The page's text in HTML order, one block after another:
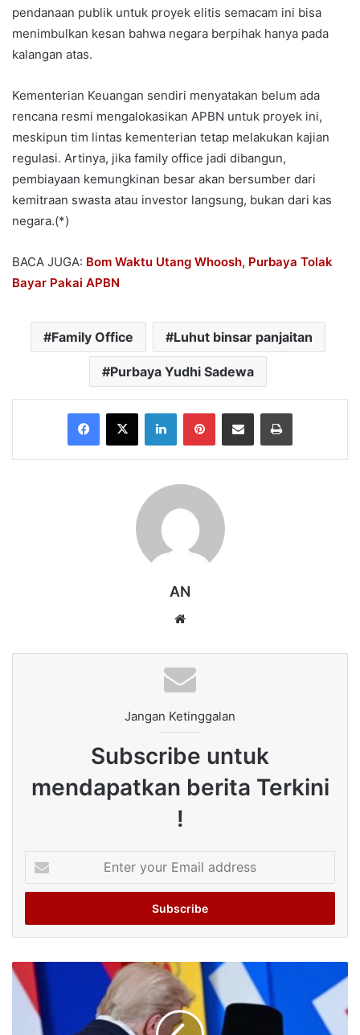
pendanaan publik untuk proyek elitis semacam ini bisa
menimbulkan kesan bahwa negara berpihak hanya pada
kalangan atas.
Kementerian Keuangan sendiri menyatakan belum ada
rencana resmi mengalokasikan APBN untuk proyek ini,
meskipun tim lintas kementerian tetap melakukan kajian
regulasi. Artinya, jika family office jadi dibangun,
pembiayaan kemungkinan besar akan bersumber dari
kemitraan swasta atau investor langsung, bukan dari kas
negara.(*)
BACA JUGA: Bom Waktu Utang Whoosh, Purbaya Tolak
Bayar Pakai APBN
Family Office Luhut binsar panjaitan
Purbaya Yudhi Sadewa
Facebook
X LinkedInPinterestShare via Email Print
AN
Jangan Ketinggalan
Subscribe untuk
mendapatkan berita Terkini
!
your
Email